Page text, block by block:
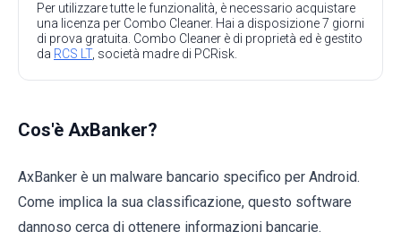
Per utilizzare tutte le funzionalità, è necessario acquistare
una licenza per Combo Cleaner. Hai a disposizione 7 giorni
di prova gratuita. Combo Cleaner è di proprietà ed è gestito
da RCS LT, società madre di PCRisk.
Cos'è AxBanker?
AxBanker è un malware bancario specifico per Android.
Come implica la sua classificazione, questo software
dannoso cerca di ottenere informazioni bancarie.